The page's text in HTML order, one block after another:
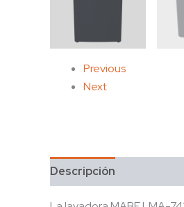
Previous
Next
Descripción